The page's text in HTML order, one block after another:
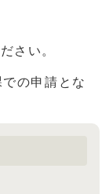
さい。
の申請とな